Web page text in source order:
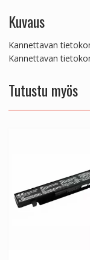
Kuvaus
Kannettavan
Kannettavan
Tutustu myös